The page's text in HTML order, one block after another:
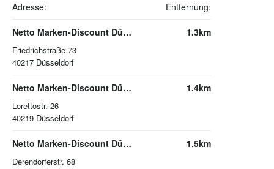
Adresse: Entfernung:
Netto Marken-Discount Düsseldorf
Friedrichstraße 73
40217 Düsseldorf
1.3km
Netto Marken-Discount Düsseldorf
Lorettostr. 26
40219 Düsseldorf
1.4km
Netto Marken-Discount Düsseldorf
Derendorferstr. 68
1.5km